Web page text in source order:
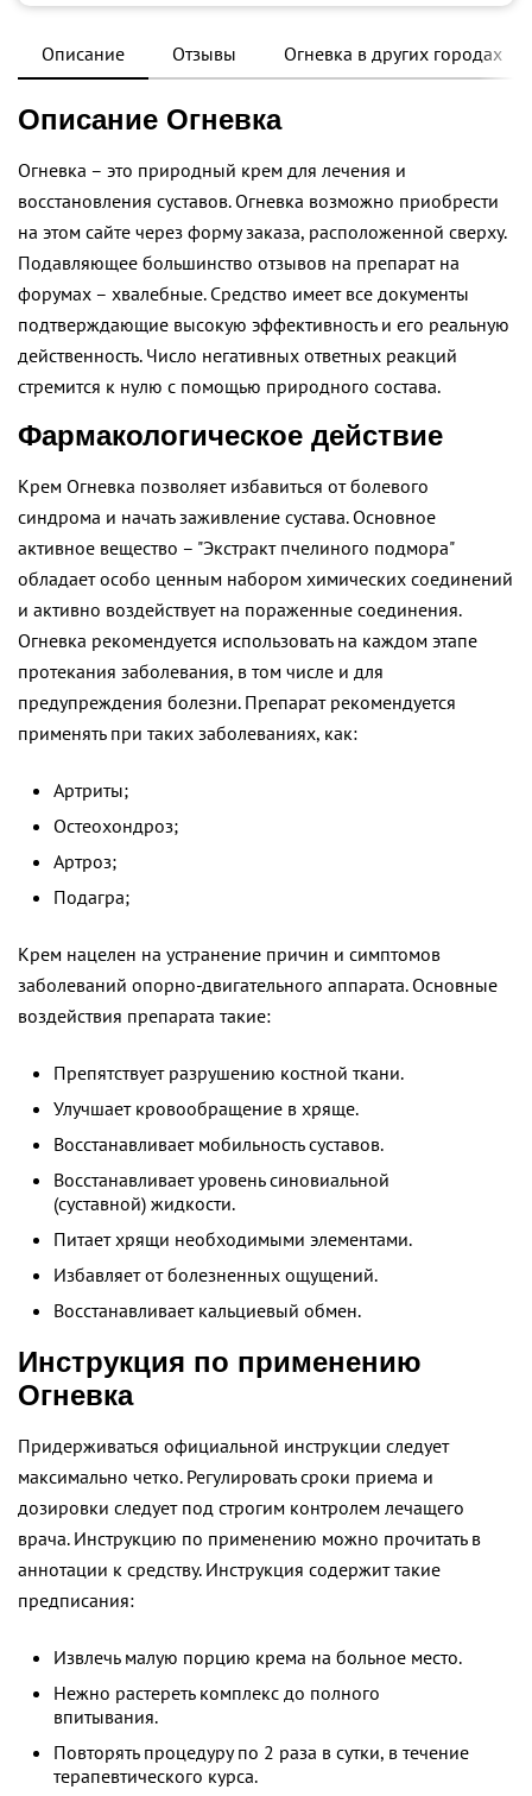
Описание Отзывы Огневка в других городах
Описание Огневка
Огневка – это природный крем для лечения и
восстановления суставов. Огневка возможно приобрести
на этом сайте через форму заказа, расположенной сверху.
Подавляющее большинство отзывов на препарат на
форумах – хвалебные. Средство имеет все документы
подтверждающие высокую эффективность и его реальную
действенность. Число негативных ответных реакций
стремится к нулю с помощью природного состава.
Фармакологическое действие
Крем Огневка позволяет избавиться от болевого
синдрома и начать заживление сустава. Основное
активное вещество – "Экстракт пчелиного подмора"
обладает особо ценным набором химических соединений
и активно воздействует на пораженные соединения.
Огневка рекомендуется использовать на каждом этапе
протекания заболевания, в том числе и для
предупреждения болезни. Препарат рекомендуется
применять при таких заболеваниях, как:
Артриты;
Остеохондроз;
Артроз;
Подагра;
Крем нацелен на устранение причин и симптомов
заболеваний опорно-двигательного аппарата. Основные
воздействия препарата такие:
Препятствует разрушению костной ткани.
Улучшает кровообращение в хряще.
Восстанавливает мобильность суставов.
Восстанавливает уровень синовиальной
(суставной) жидкости.
Питает хрящи необходимыми элементами.
Избавляет от болезненных ощущений.
Восстанавливает кальциевый обмен.
Инструкция по применению
Огневка
Придерживаться официальной инструкции следует
максимально четко. Регулировать сроки приема и
дозировки следует под строгим контролем лечащего
врача. Инструкцию по применению можно прочитать в
аннотации к средству. Инструкция содержит такие
предписания:
Извлечь малую порцию крема на больное место.
Нежно растереть комплекс до полного
впитывания.
Повторять процедуру по 2 раза в сутки, в течение
терапевтического курса.